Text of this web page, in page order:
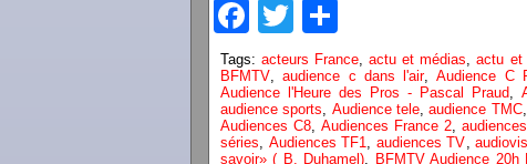
Facebook
Twitter
Tags:acteurs France ,actu et médias ,actu et
BFMTV ,audience c dans l'air,Audience C
Audience l'Heure des Pros - Pascal Praud
audience sports
Audience tele ,audience TMC
Audiences C8 Audiences France 2
séries
Audiences TF1 audiences TV ,
savoir» ( B. Duhamel)
BFMTV Audience 20h